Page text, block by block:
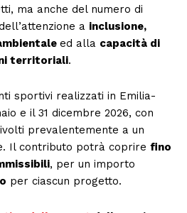
ma anche del numero di
a inclusione,
ed alla capacità di
territoriali.
sportivi realizzati in Emilia-
e il 31 dicembre 2026, con
prevalentemente a un
Il contributo potrà coprire fino
, per un importo
per ciascun progetto.